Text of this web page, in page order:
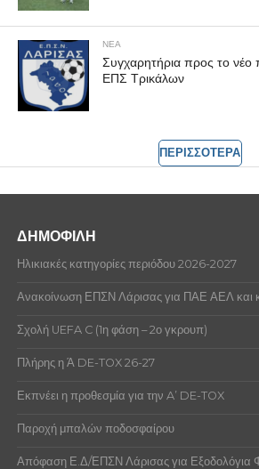
ΝΕΑ
Συγχαρητήρια προς το νέο
ΕΠΣ Τρικάλων
ΠΕΡΙΣΣΟΤΕΡΑ
ΔΗΜΟΦΙΛΗ
Ηλικιακές κατηγορίες περιόδου 2026-2027
Ανακοίνωση ΕΠΣΝ Λάρισας για ΠΑΕ ΑΕΛ και
Σχολή UEFA C (1η φάση – 2ο γκρουπ)
Πλήρης η Ά DE-TOX 26-27
Εκπνέει η προθεσμία για την A’ DE-TOX
Παροχή μπαλών ποδοσφαίρου
Απόφαση Ε.Δ/ΕΠΣΝ Λάρισας για Εξοδολόγια